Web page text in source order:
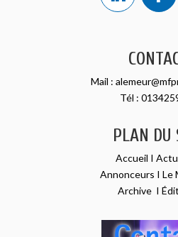
Mail :
Tél :
PLAN DU
Accueil I
Annonceurs ILe
Archive I